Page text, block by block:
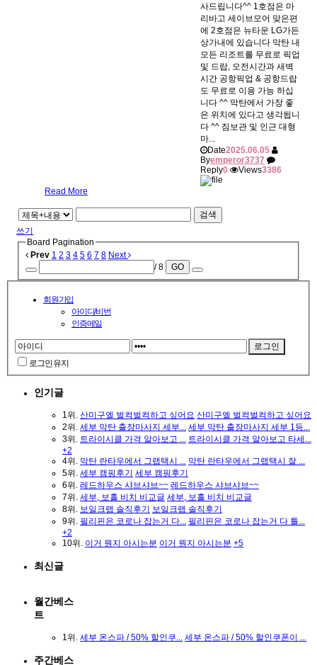
사드립니다^^ 1호점은 마
리바고 세이브모어 맞은편
에 2호점은 뉴타운 LG가든
상가내에 있습니다 막탄 내
모든 리조트를 무료로 픽업
및 드랍, 오전시간과 새벽
시간 공항픽업 & 공항드랍
도 무료로 이용 가능 하십
니다 ^^ 막탄에서 가장 좋
은 위치에 있다고 생각됩니
다 ^^ 짐보관 및 인근 대형
마...
Date2025.06.05
Byemperor3737
Reply0 Views3386
Read More
검색
쓰기
Board Pagination
Prev 1 2 3 4 5 6 7 8 Next
/ 8
GO
회원가입
아이디/비번
인증메일
로그인 유지
인기글
1위. 산미구엘 벌컥벌컥하고 싶어요 산미구엘 벌컥벌컥하고 싶어요
2위. 세부 막탄 출장마사지 세부... 세부 막탄 출장마사지 세부 1등...
3위. 트라이시클 가격 알아보고 ... 트라이시클 가격 알아보고 타세...
+2
4위. 막탄 란타우에서 그랩택시 ... 막탄 란타우에서 그랩택시 잘 ...
5위. 세부 캠핑후기 세부 캠핑후기
6위. 레드하우스 샤브샤브~~ 레드하우스 샤브샤브~~
7위. 세부, 보홀 비치 비교글 세부, 보홀 비치 비교글
8위. 보일크랩 솔직후기
보일크랩 솔직후기
9위. 필리핀은 코로나 잡는거 다... 필리핀은 코로나 잡는거 다 틀...
+2
10위. 이거 뭔지 아시는분 이거 뭔지 아시는분 +5
최신글
- 세부시티 찐 1등! 더 포레...
- 망고스틴 고르는 방법이에요
- 망고스틴 고르는 방법이에요
- 김해공항 쉼 rest 좋네요 ㅋㅋ
월간베스
트
1위. 세부 온스파 / 50% 할인쿠... 세부 온스파 / 50% 할인쿠폰이 ...
주간베스